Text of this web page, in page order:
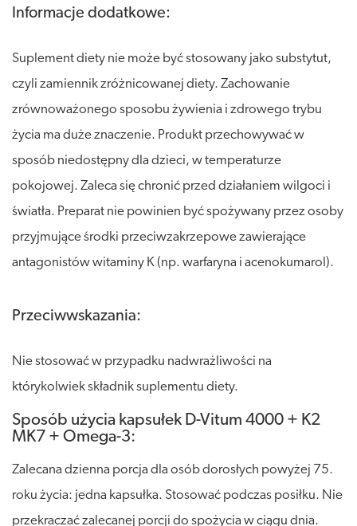
Informacje dodatkowe:
Suplement diety nie może być stosowany jako substytut,
czyli zamiennik zróżnicowanej diety. Zachowanie
zrównoważonego sposobu żywienia i zdrowego trybu
życia ma duże znaczenie. Produkt przechowywać w
sposób niedostępny dla dzieci, w temperaturze
pokojowej. Zaleca się chronić przed działaniem wilgoci i
światła. Preparat nie powinien być spożywany przez osoby
przyjmujące środki przeciwzakrzepowe zawierające
antagonistów witaminy K (np. warfaryna i acenokumarol).
Przeciwwskazania:
Nie stosować w przypadku nadwrażliwości na
którykolwiek składnik suplementu diety.
Sposób użycia kapsułek D-Vitum 4000 + K2
MK7 + Omega-3:
Zalecana dzienna porcja dla osób dorosłych powyżej 75.
roku życia: jedna kapsułka. Stosować podczas posiłku. Nie
przekraczać zalecanej porcji do spożycia w ciągu dnia.